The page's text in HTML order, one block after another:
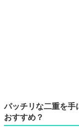
パッチリな二重を手
おすすめ？